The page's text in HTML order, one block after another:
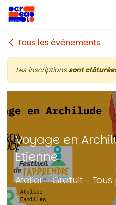
Se rendre au contenu
Tous les événements
Les inscriptions sont
Voyage en
Etienne
Atelier - Gratuit -